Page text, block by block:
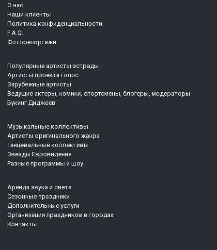
О нас
Наши клиенты
Политика конфиденциальности
F.A.Q.
Фоторепортажи
Популярные артисты эстрады
Артисты проекта голос
Зарубежные артисты
Ведущие актеры, комики, спортсмены, блогеры, модераторы
Букинг Диджеев
Музыкальные коллективы
Артисты оригинального жанра
Танцевальные коллективы
Звезды Евровидения
Разные программы и шоу
Аренда звука и света
Сезонные праздники
Дополнительные услуги
Организация праздников в городах
Контакты